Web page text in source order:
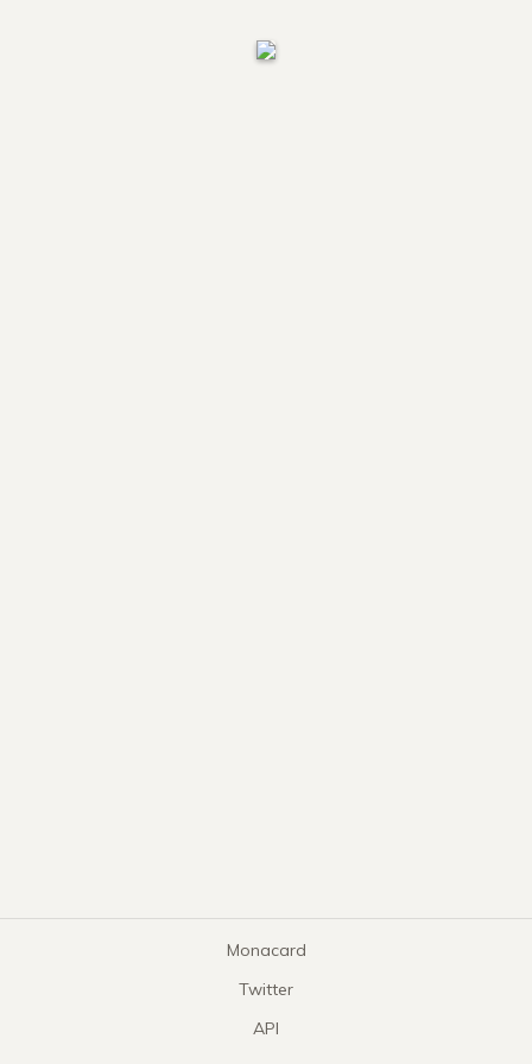
Monacard
Twitter
API